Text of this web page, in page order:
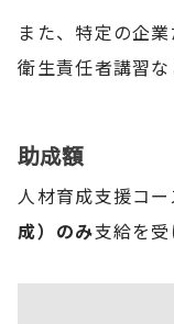
また、特定の企
衛生責任者講習な
助成額
人材育成支援コー
成）のみ支給を受